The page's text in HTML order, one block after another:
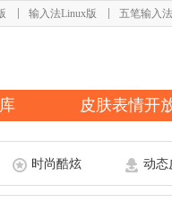
输入法Linux版 五笔输入法
皮肤表情开
时尚酷炫 动态